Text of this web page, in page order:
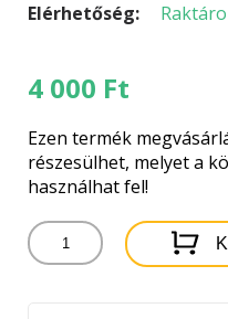
Elérhetőség:
4 000 Ft
Ezen termék
részesülhet, melyet a
használhat fel!
OP525/4
FILTRON